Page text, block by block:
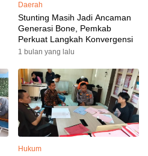
Daerah
Stunting Masih Jadi Ancaman
Generasi Bone, Pemkab
Perkuat Langkah Konvergensi
1 bulan yang lalu
Hukum